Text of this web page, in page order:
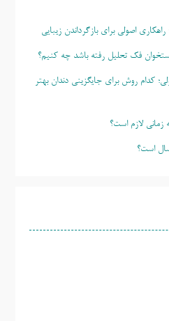
اصولی برای بازگرداندن زیبایی
فک تحلیل رفته باشد چه کنیم؟
کدام روش برای جایگزینی دندان بهتر
زمانی لازم است؟
است؟